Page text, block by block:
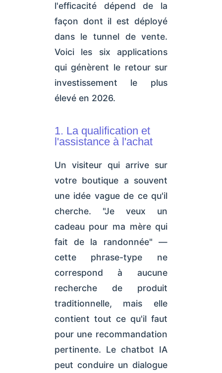
l'efficacité dépend de la
façon dont il est déployé
dans le tunnel de vente.
Voici les six applications
qui génèrent le retour sur
investissement le plus
élevé en 2026.
1. La qualification et
l'assistance à l'achat
Un visiteur qui arrive sur
votre boutique a souvent
une idée vague de ce qu'il
cherche. "Je veux un
cadeau pour ma mère qui
fait de la randonnée" —
cette phrase-type ne
correspond à aucune
recherche de produit
traditionnelle, mais elle
contient tout ce qu'il faut
pour une recommandation
pertinente. Le chatbot IA
peut conduire un dialogue